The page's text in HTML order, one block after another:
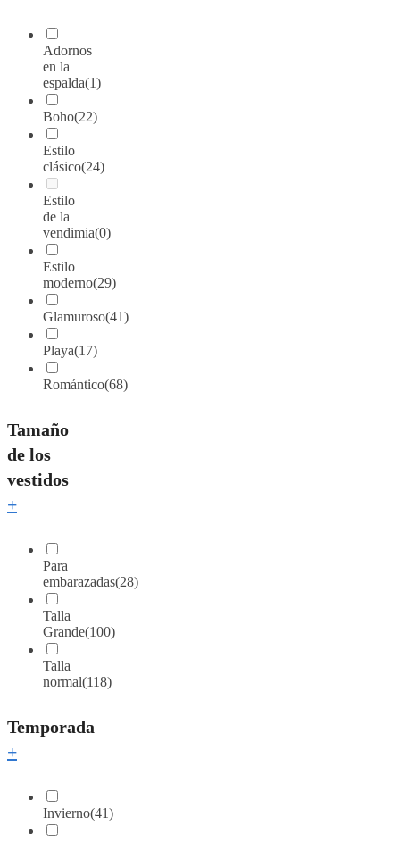
Adornos
en la
espalda(1)
Boho(22)
Estilo
clásico(24)
Estilo
de la
vendimia(0)
Estilo
moderno(29)
Glamuroso(41)
Playa(17)
Romántico(68)
Tamaño
de los
vestidos
+
Para
embarazadas(28)
Talla
Grande(100)
Talla
normal(118)
Temporada
+
Invierno(41)